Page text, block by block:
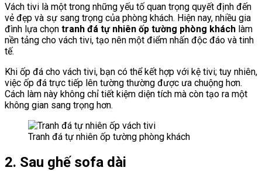
Vách tivi là một trong những yếu tố quan trọng quyết định đến
vẻ đẹp và sự sang trọng của phòng khách. Hiện nay, nhiều gia
đình lựa chọn tranh đá tự nhiên ốp tường phòng khách làm
nền tảng cho vách tivi, tạo nên một điểm nhấn độc đáo và tinh
tế.
Khi ốp đá cho vách tivi, bạn có thể kết hợp với kệ tivi; tuy nhiên,
việc ốp đá trực tiếp lên tường thường được ưa chuộng hơn.
Cách làm này không chỉ tiết kiệm diện tích mà còn tạo ra một
không gian sang trọng hơn.
Tranh đá tự nhiên ốp tường phòng khách
2. Sau ghế sofa dài